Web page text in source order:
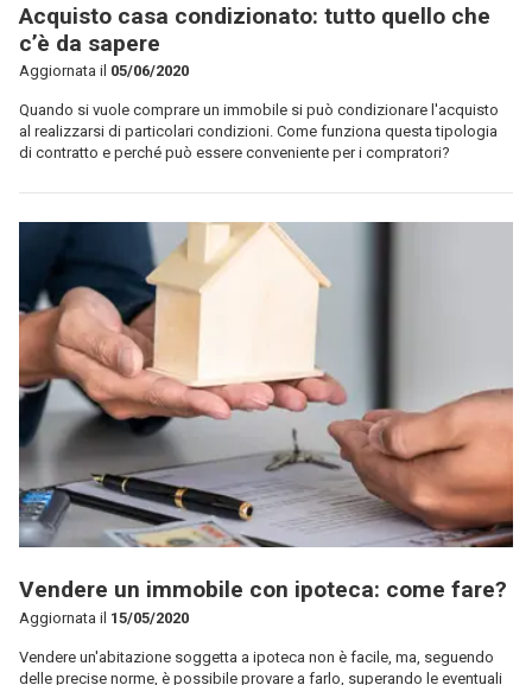
Acquisto casa condizionato: tutto quello che
c’è da sapere
Aggiornata il 05/06/2020
Quando si vuole comprare un immobile si può condizionare l'acquisto
al realizzarsi di particolari condizioni. Come funziona questa tipologia
di contratto e perché può essere conveniente per i compratori?
Vendere un immobile con ipoteca: come fare?
Aggiornata il 15/05/2020
Vendere un'abitazione soggetta a ipoteca non è facile, ma, seguendo
delle precise norme, è possibile provare a farlo, superando le eventuali